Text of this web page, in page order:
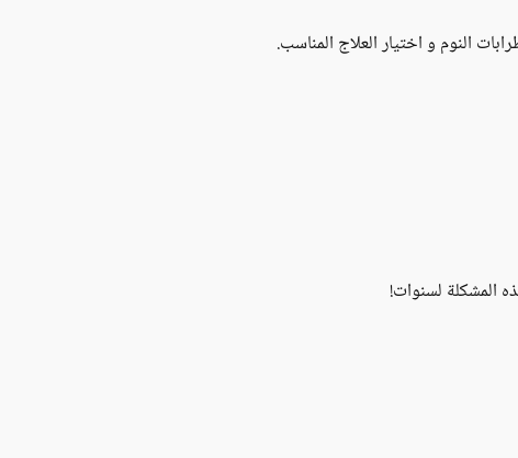
النوم و اختيار العلاج المناسب.
المشكلة لسنوات!